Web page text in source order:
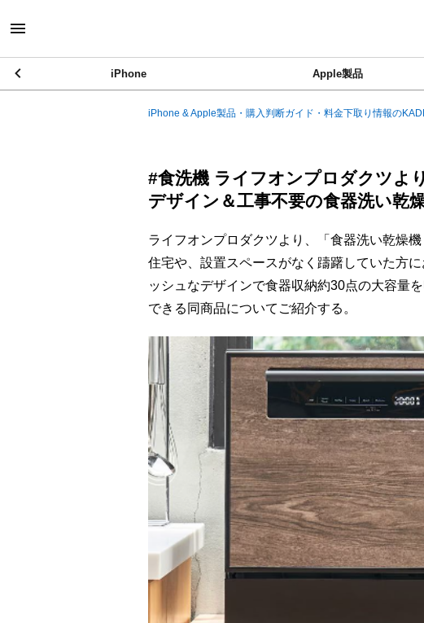
iPhone Apple製品
iPhone & Apple製品・購入判断ガイド・料金下取り情報の
#食洗機 ライフオンプロダクツよ
デザイン＆工事不要の食器洗い乾
ライフオンプロダクツより、「食器洗い乾燥
住宅や、設置スペースがなく躊躇していた方
ッシュなデザインで食器収納約30点の大容量
できる同商品についてご紹介する。